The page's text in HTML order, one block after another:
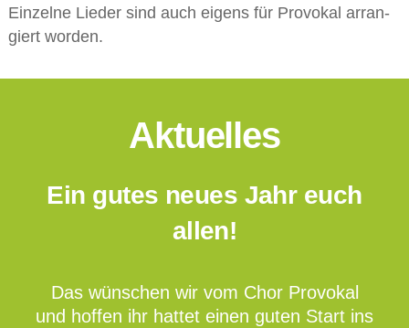
Einzelne Lieder sind auch ei­gens für Provokal ar­ran­
giert worden.
Aktuelles
Ein gutes neues Jahr euch
allen!
Das wünschen wir vom Chor Provokal
und hoffen ihr hattet einen guten Start ins